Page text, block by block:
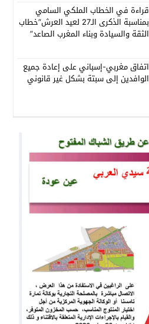
قراءة في الخطاب الملكي السامي
بمناسبة الذكرى الـ27 لعيد العرش”خطاب
الثقة والسيادة وبناء المغرب الصاعد”
اتفاق مغربي-إسباني على إعادة جميع
الوافدين إلى سبتة بشكل غير قانوني